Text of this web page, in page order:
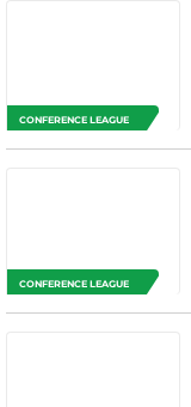
CONFERENCE LEAGUE
CONFERENCE LEAGUE